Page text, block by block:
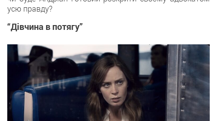
усю правду?
“Дівчина в потягу”